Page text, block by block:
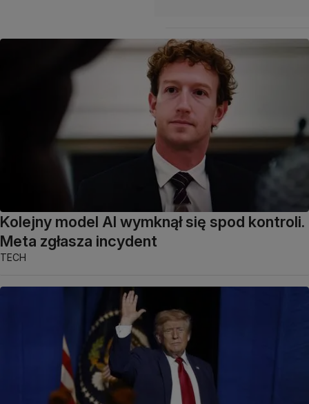
Kolejny model AI wymknął się spod kontroli.
Meta zgłasza incydent
TECH